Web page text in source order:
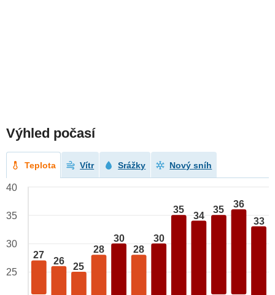
Výhled počasí
Teplota Vítr Srážky Nový sníh
27
26
25
28
30
28
30
35
34
35
36
33
40
35
30
25